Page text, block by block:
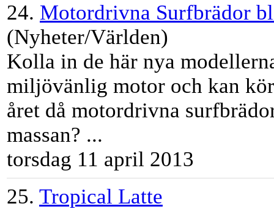
24. Motordrivna Surfbrädor
(Nyheter/Världen)
Kolla in de här nya
miljövänlig motor och kan
året då motordrivna
massan? ...
torsdag 11 april 2013
25. Tropical Latte